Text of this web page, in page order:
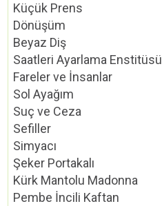
Küçük Prens
Dönüşüm
Beyaz Diş
Saatleri Ayarlama Enstitüsü
Fareler ve İnsanlar
Sol Ayağım
Suç ve Ceza
Sefiller
Simyacı
Şeker Portakalı
Kürk Mantolu Madonna
Pembe İncili Kaftan